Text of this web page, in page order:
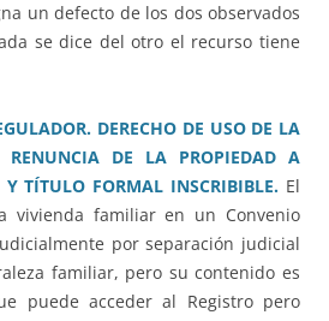
un defecto de los dos observados
se dice del otro el recurso tiene
DERECHO DE USO DE LA
RENUNCIA DE LA PROPIEDAD A
Y TÍTULO FORMAL INSCRIBIBLE. El
vivienda familiar en un Convenio
por separación judicial
familiar, pero su contenido es
puede acceder al Registro pero